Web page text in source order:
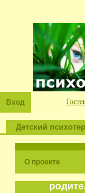
Вход
Детский
О проекте